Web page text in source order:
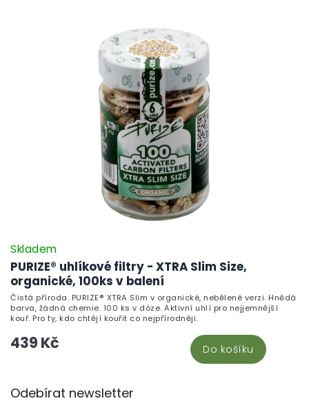
PURIZE® uhlíkové filtry - XTRA Slim Size,
organické, 100ks v balení
Skladem
439 Kč Do košíku
Čistá příroda. PURIZE® XTRA Slim v organické, nebělené verzi. Hnědá
barva, žádná chemie. 100 ks v dóze. Aktivní uhlí pro nejjemnější
kouř. Pro ty, kdo chtějí kouřit co nejpřírodněji.
Odebírat newsletter